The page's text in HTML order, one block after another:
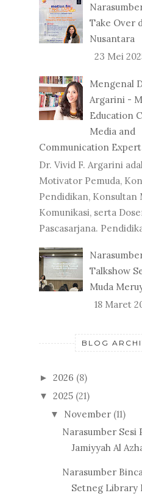
Take Over
Nusantara
23 Mei
Mengenal
Argarini -
Education
Media and
Communication Expert
Dr. Vivid F. Argarini
Motivator Pemuda,
Pendidikan, Konsultan
Komunikasi, serta
Pascasarjana.
Talkshow
Muda
18 Maret
BLOG
► 2026 (8)
▼ 2025 (21)
▼ November (11)
Narasumber Sesi
Jamiyyah Al
Narasumber
Setneg Library